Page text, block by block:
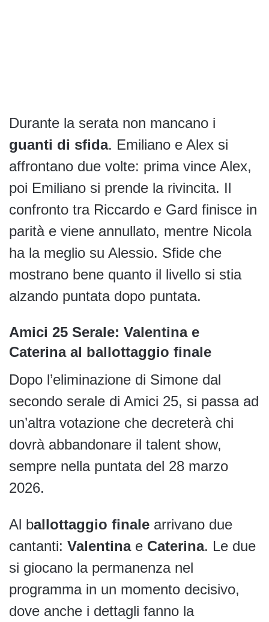
Durante la serata non mancano i
guanti di sfida. Emiliano e Alex si
affrontano due volte: prima vince Alex,
poi Emiliano si prende la rivincita. Il
confronto tra Riccardo e Gard finisce in
parità e viene annullato, mentre Nicola
ha la meglio su Alessio. Sfide che
mostrano bene quanto il livello si stia
alzando puntata dopo puntata.
Amici 25 Serale: Valentina e
Caterina al ballottaggio finale
Dopo l’eliminazione di Simone dal
secondo serale di Amici 25, si passa ad
un’altra votazione che decreterà chi
dovrà abbandonare il talent show,
sempre nella puntata del 28 marzo
2026.
Al ballottaggio finale arrivano due
cantanti: Valentinae Caterina. Le due
si giocano la permanenza nel
programma in un momento decisivo,
dove anche i dettagli fanno la